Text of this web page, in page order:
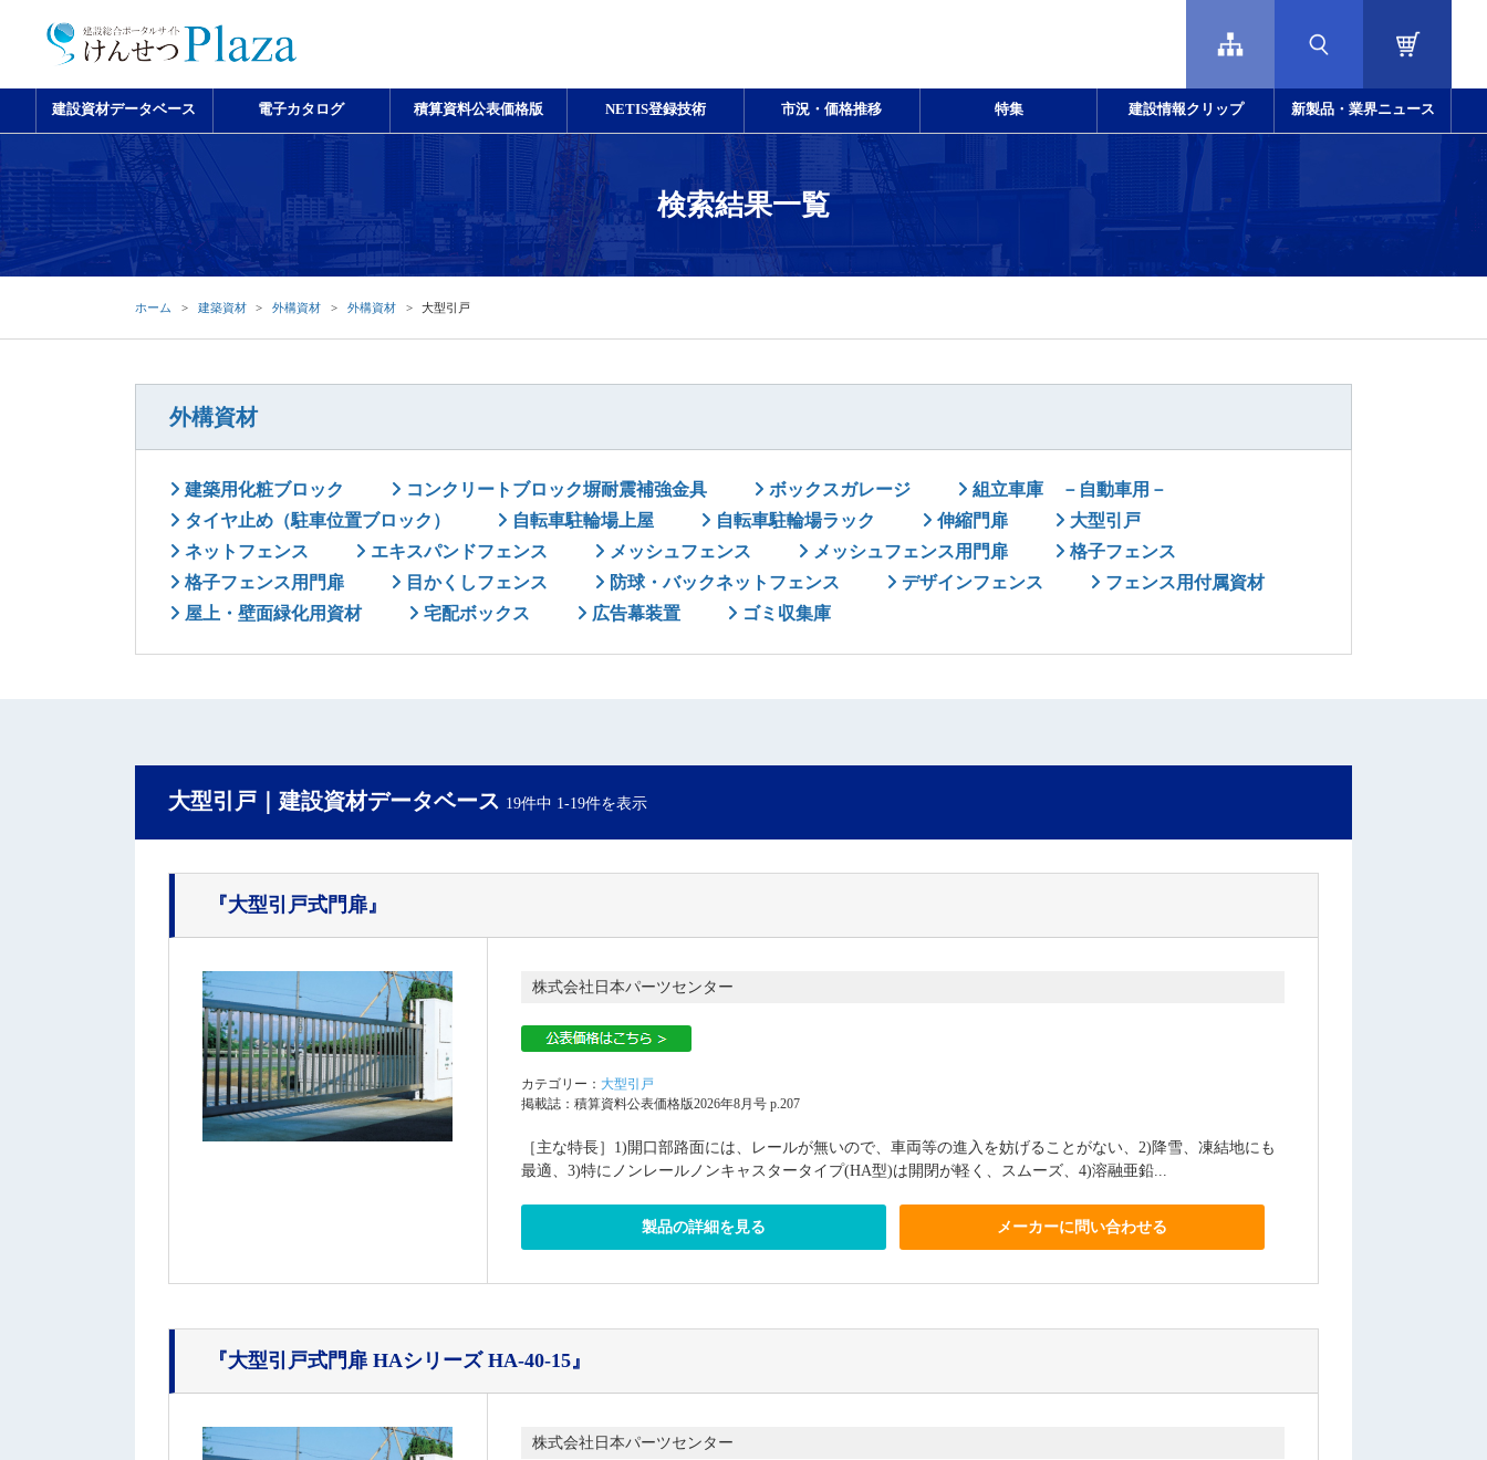
建設資材データベース 電子カタログ 積算資料公表価格版 NETIS登録技術 市況・価格推移 特集 建設情報クリップ 新製品・業界ニュース
検索結果一覧
ホーム 建築資材 外構資材 外構資材 大型引戸
外構資材
建築用化粧ブロック コンクリートブロック塀耐震補強金具 ボックスガレージ
組立車庫 －自動車用－
タイヤ止め（駐車位置ブロック）
自転車駐輪場上屋 自転車駐輪場ラック 伸縮門扉
大型引戸
ネットフェンス
エキスパンドフェンス メッシュフェンス メッシュフェンス用門扉
格子フェンス
格子フェンス用門扉
目かくしフェンス 防球・バックネットフェンス デザインフェンス
フェンス用付属資材
屋上・壁面緑化用資材
宅配ボックス 広告幕装置 ゴミ収集庫
大型引戸｜建設資材データベース 19件中 1-19件を表示
『大型引戸式門扉』
株式会社日本パーツセンター
カテゴリー： 大型引戸
掲載誌：積算資料公表価格版2026年8月号 p.207
［主な特長］1)開口部路面には、レールが無いので、車両等の進入を妨げることがない、2)降雪、凍結地にも
最適、3)特にノンレールノンキャスタータイプ(HA型)は開閉が軽く、スムーズ、4)溶融亜鉛...
製品の詳細を見る メーカーに問い合わせる
『大型引戸式門扉 HAシリーズ HA-40-15』
株式会社日本パーツセンター